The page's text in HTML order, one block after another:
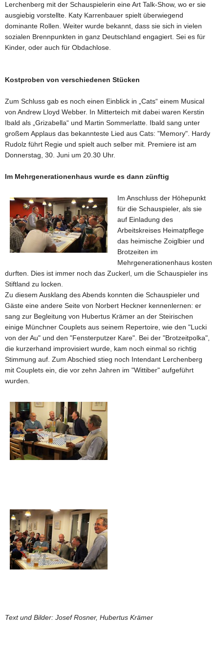
Lerchenberg mit der Schauspielerin eine Art Talk-Show, wo er sie
ausgiebig vorstellte. Katy Karrenbauer spielt überwiegend
dominante Rollen. Weiter wurde bekannt, dass sie sich in vielen
sozialen Brennpunkten in ganz Deutschland engagiert. Sei es für
Kinder, oder auch für Obdachlose.
Kostproben von verschiedenen Stücken
Zum Schluss gab es noch einen Einblick in „Cats“ einem Musical
von Andrew Lloyd Webber. In Mitterteich mit dabei waren Kerstin
Ibald als „Grizabella“ und Martin Sommerlatte. Ibald sang unter
großem Applaus das bekannteste Lied aus Cats: "Memory". Hardy
Rudolz führt Regie und spielt auch selber mit. Premiere ist am
Donnerstag, 30. Juni um 20.30 Uhr.
Im Mehrgenerationenhaus wurde es dann zünftig
Im Anschluss der Höhepunkt
für die Schauspieler, als sie
auf Einladung des
Arbeitskreises Heimatpflege
das heimische Zoiglbier und
Brotzeiten im
Mehrgenerationenhaus kosten
durften. Dies ist immer noch das Zuckerl, um die Schauspieler ins
Stiftland zu locken.
Zu diesem Ausklang des Abends konnten die Schauspieler und
Gäste eine andere Seite von Norbert Heckner kennenlernen: er
sang zur Begleitung von Hubertus Krämer an der Steirischen
einige Münchner Couplets aus seinem Repertoire, wie den "Lucki
von der Au" und den "Fensterputzer Kare". Bei der "Brotzeitpolka",
die kurzerhand improvisiert wurde, kam noch einmal so richtig
Stimmung auf. Zum Abschied stieg noch Intendant Lerchenberg
mit Couplets ein, die vor zehn Jahren im "Wittiber" aufgeführt
wurden.
Text und Bilder: Josef Rosner, Hubertus Krämer